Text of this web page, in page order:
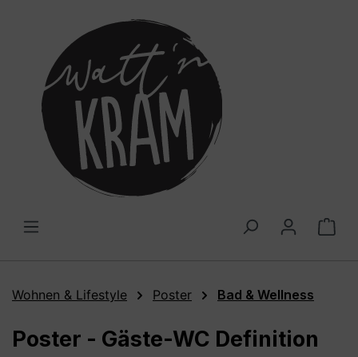
Wohnen & Lifestyle Poster Bad & Wellness
Poster - Gäste-WC Definition